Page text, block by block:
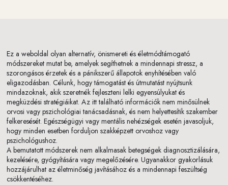
Ez a weboldal olyan alternatív, önismereti és életmódtámogató
módszereket mutat be, amelyek segíthetnek a mindennapi stressz, a
szorongásos érzetek és a pánikszerű állapotok enyhítésében való
eligazodásban. Célunk, hogy támogatást és útmutatást nyújtsunk
mindazoknak, akik szeretnék fejleszteni lelki egyensúlyukat és
megküzdési stratégiáikat. Az itt található információk nem minősülnek
orvosi vagy pszichológiai tanácsadásnak, és nem helyettesítik szakember
felkeresését. Egészségügyi vagy mentális nehézségek esetén javasoljuk,
hogy minden esetben forduljon szakképzett orvoshoz vagy
pszichológushoz.
A bemutatott módszerek nem alkalmasak betegségek diagnosztizálására,
kezelésére, gyógyítására vagy megelőzésére. Ugyanakkor gyakorlásuk
hozzájárulhat az életminőség javításához és a mindennapi feszültség
csökkentéséhez.